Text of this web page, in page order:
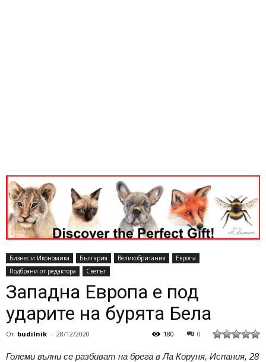
Бизнес и Икономика България Великобритания
Европа
Подбрани от редактора
Светът
Западна Европа е под
ударите на бурята Бела
От budilnik - 28/12/2020 0
180
Големи вълни се разбиват на брега в Ла Коруня, Испания, 28